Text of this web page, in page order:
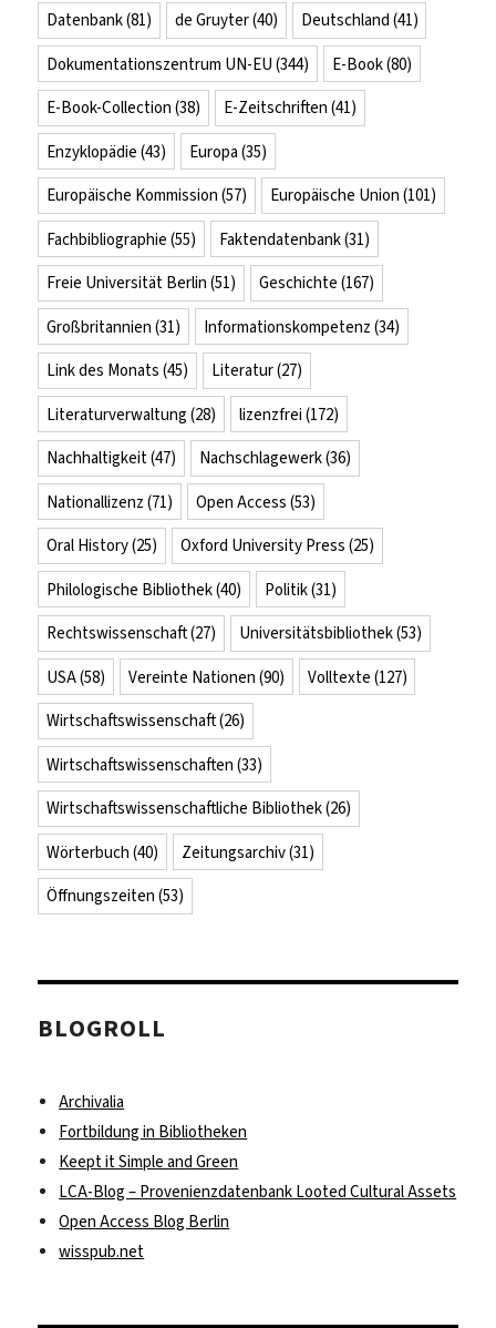
Datenbank(81) de Gruyter(40) Deutschland (41)
Dokumentationszentrum UN-EU (344) E-Book(80)
E-Book-Collection (38) E-Zeitschriften (41)
Enzyklopädie (43) Europa (35)
Europäische Kommission (57) Europäische Union (101)
Fachbibliographie (55) Faktendatenbank(31)
Freie Universität Berlin (51) Geschichte (167)
Großbritannien (31) Informationskompetenz (34)
Link des Monats (45) Literatur(27)
Literaturverwaltung (28) lizenzfrei (172)
Nachhaltigkeit(47) Nachschlagewerk(36)
Nationallizenz (71) Open Access (53)
Oral History(25) Oxford University Press (25)
Philologische Bibliothek(40) Politik(31)
Rechtswissenschaft(27) Universitätsbibliothek(53)
USA(58) Vereinte Nationen (90) Volltexte (127)
Wirtschaftswissenschaft(26)
Wirtschaftswissenschaften (33)
Wirtschaftswissenschaftliche Bibliothek(26)
Wörterbuch (40) Zeitungsarchiv(31)
Öffnungszeiten (53)
BLOGROLL
Archivalia
Fortbildung in Bibliotheken
Keept it Simple and Green
LCA-Blog – Provenienzdatenbank Looted Cultural Assets
Open Access Blog Berlin
wisspub.net